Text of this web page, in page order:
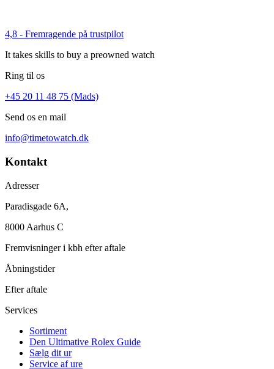
4,8 - Fremragende på trustpilot
It takes skills to buy a preowned watch
Ring til os
+45 20 11 48 75 (Mads)
Send os en mail
info@timetowatch.dk
Kontakt
Adresser
Paradisgade 6A,
8000 Aarhus C
Fremvisninger i kbh efter aftale
Åbningstider
Efter aftale
Services
Sortiment
Den Ultimative Rolex Guide
Sælg dit ur
Service af ure